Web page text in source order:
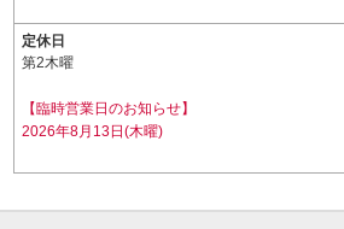
定休日
第2木曜
【臨時営業日のお知らせ】
2026年8月13日(木曜)